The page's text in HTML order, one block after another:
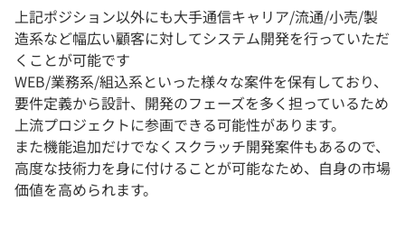
上記ポジション以外にも大手通信キャリア/流通/小売/製
造系など幅広い顧客に対してシステム開発を行っていただ
くことが可能です
WEB/業務系/組込系といった様々な案件を保有しており、
要件定義から設計、開発のフェーズを多く担っているため
上流プロジェクトに参画できる可能性があります。
また機能追加だけでなくスクラッチ開発案件もあるので、
高度な技術力を身に付けることが可能なため、自身の市場
価値を高められます。